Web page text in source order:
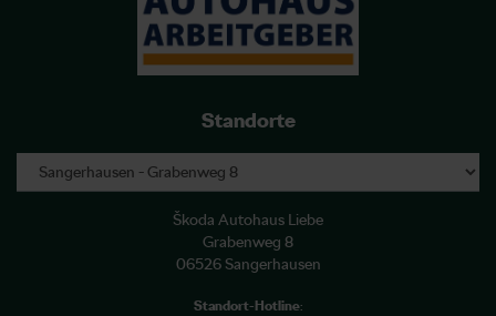
Standorte
Škoda Autohaus Liebe
Grabenweg 8
06526 Sangerhausen
Standort-Hotline: